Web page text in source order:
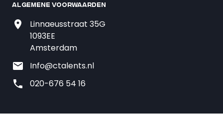
Algemene voorwaarden
Linnaeusstraat 35G
1093EE
Amsterdam
Info@ctalents.nl
020-676 54 16